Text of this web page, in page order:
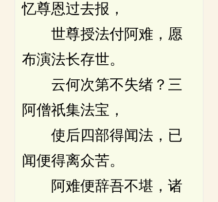
忆尊恩过去报，
世尊授法付阿难，愿
布演法长存世。
云何次第不失绪？三
阿僧祇集法宝，
使后四部得闻法，已
闻便得离众苦。
阿难便辞吾不堪，诸